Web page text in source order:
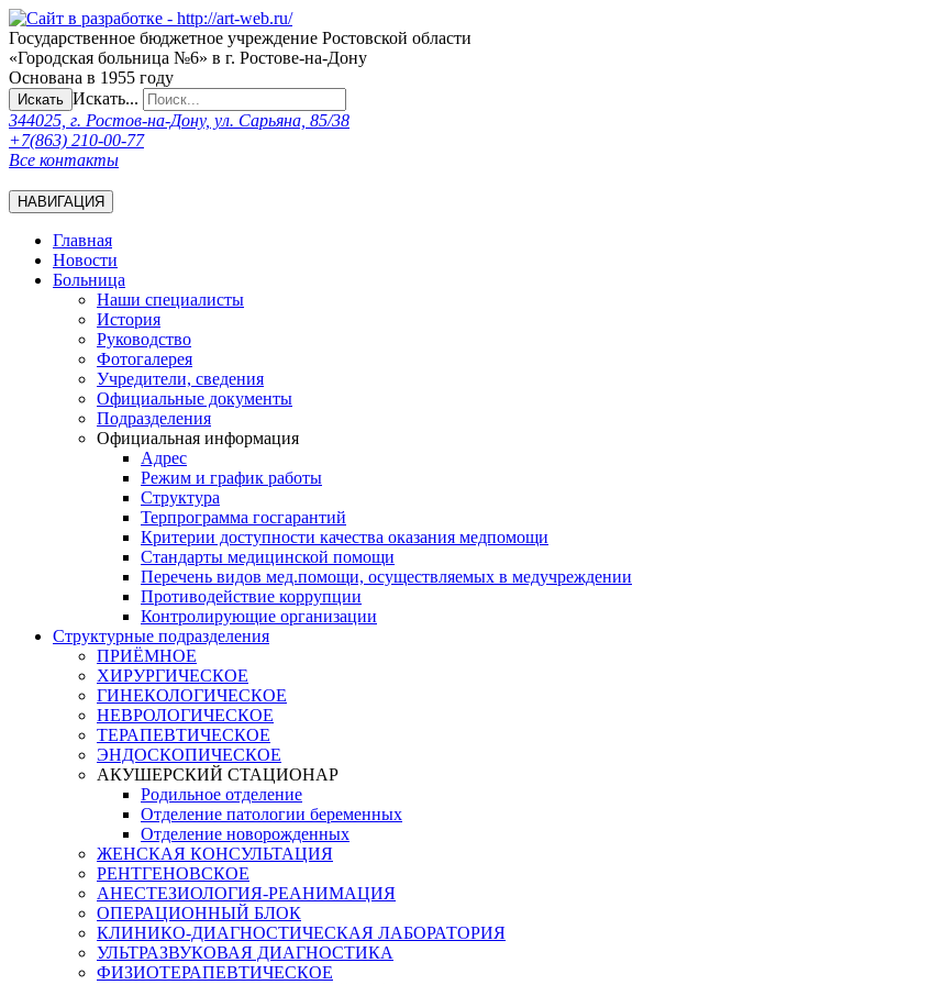
Государственное бюджетное учреждение Ростовской области
«Городская больница №6» в г. Ростове-на-Дону
Основана в 1955 году
Искать Искать...
344025, г. Ростов-на-Дону, ул. Сарьяна, 85/38
+7(863) 210-00-77
Все контакты
НАВИГАЦИЯ
Главная
Новости
Больница
Наши специалисты
История
Руководство
Фотогалерея
Учредители, сведения
Официальные документы
Подразделения
Официальная информация
Адрес
Режим и график работы
Структура
Терпрограмма госгарантий
Критерии доступности качества оказания медпомощи
​Стандарты медицинской помощи
Перечень видов мед.помощи, осуществляемых в медучреждении
Противодействие коррупции
Контролирующие организации
Структурные подразделения
ПРИЁМНОЕ
ХИРУРГИЧЕСКОЕ
ГИНЕКОЛОГИЧЕСКОЕ
НЕВРОЛОГИЧЕСКОЕ
ТЕРАПЕВТИЧЕСКОЕ
ЭНДОСКОПИЧЕСКОЕ
АКУШЕРСКИЙ СТАЦИОНАР
Родильное отделение
Отделение патологии беременных
Отделение новорожденных
ЖЕНСКАЯ КОНСУЛЬТАЦИЯ
РЕНТГЕНОВСКОЕ
АНЕСТЕЗИОЛОГИЯ-РЕАНИМАЦИЯ
ОПЕРАЦИОННЫЙ БЛОК
КЛИНИКО-ДИАГНОСТИЧЕСКАЯ ЛАБОРАТОРИЯ
УЛЬТРАЗВУКОВАЯ ДИАГНОСТИКА
ФИЗИОТЕРАПЕВТИЧЕСКОЕ